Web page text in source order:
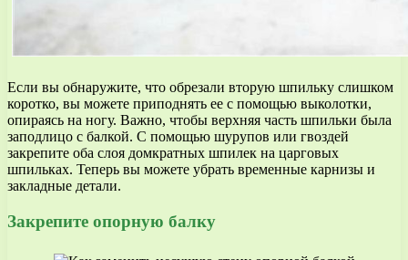
Если вы обнаружите, что обрезали вторую шпильку слишком
коротко, вы можете приподнять ее с помощью выколотки,
опираясь на ногу. Важно, чтобы верхняя часть шпильки была
заподлицо с балкой. С помощью шурупов или гвоздей
закрепите оба слоя домкратных шпилек на царговых
шпильках. Теперь вы можете убрать временные карнизы и
закладные детали.
Закрепите опорную балку